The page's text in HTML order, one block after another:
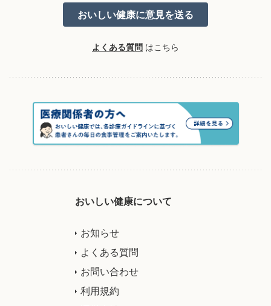
よくある質問 はこちら
おいしい健康について
お知らせ
よくある質問
お問い合わせ
利用規約